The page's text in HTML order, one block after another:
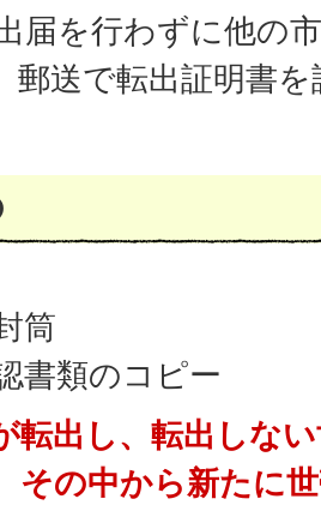
届を行わずに他の
郵送で転出証明書
筒
書類のコピー
転出し、転出しな
その中から新たに